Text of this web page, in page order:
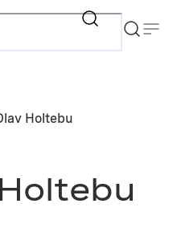
Holtebu